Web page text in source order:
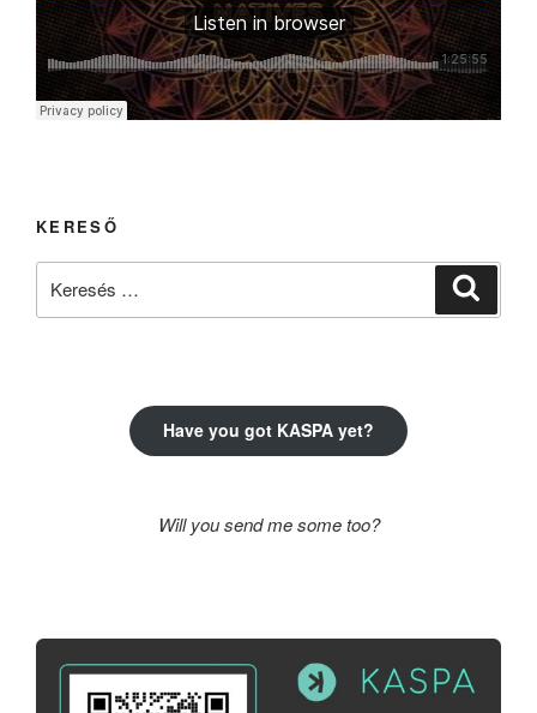
KERESŐ
Have you got KASPA yet?
Will you send me some too?